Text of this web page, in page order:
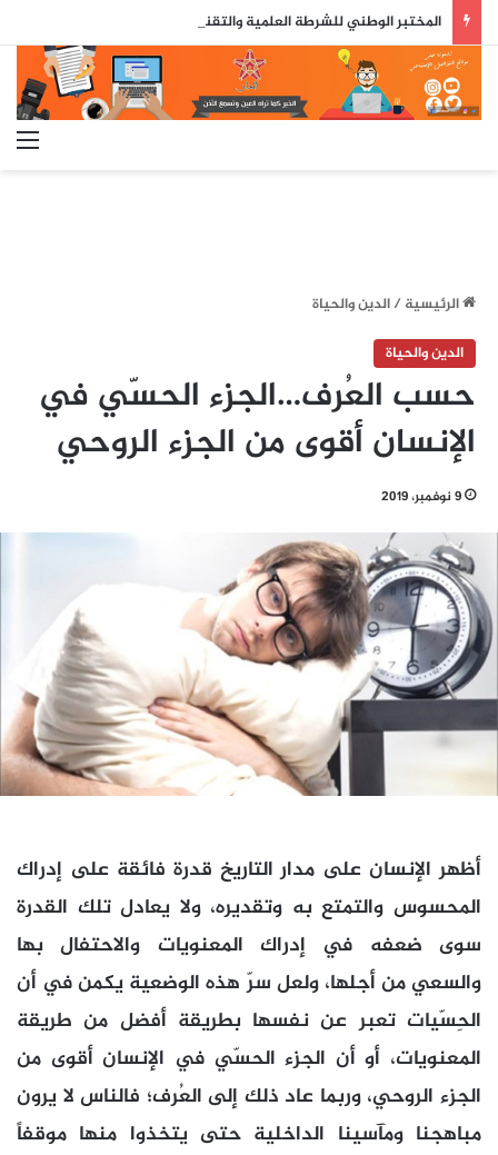
الرئيسية/الدين والحياة
الدين والحياة
حسب العُرف…الجزء الحسّي في
الإنسان أقوى من الجزء الروحي
9 نوفمبر، 2019
أظهر الإنسان على مدار التاريخ قدرة فائقة على إدراك
المحسوس والتمتع به وتقديره، ولا يعادل تلك القدرة
سوى ضعفه في إدراك المعنويات والاحتفال بها
والسعي من أجلها، ولعل سرّ هذه الوضعية يكمن في أن
الحِسّيات تعبر عن نفسها بطريقة أفضل من طريقة
المعنويات، أو أن الجزء الحسّي في الإنسان أقوى من
الجزء الروحي، وربما عاد ذلك إلى العُرف؛ فالناس لا يرون
مباهجنا ومآسينا الداخلية حتى يتخذوا منها موقفاً